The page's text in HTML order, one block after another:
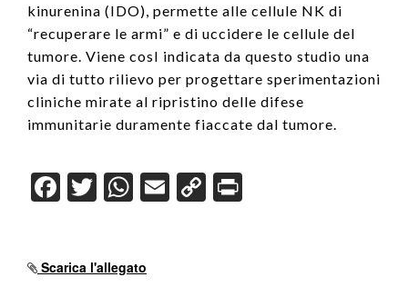
kinurenina (IDO), permette alle cellule NK di
“recuperare le armi” e di uccidere le cellule del
tumore. Viene cosI indicata da questo studio una
via di tutto rilievo per progettare sperimentazioni
cliniche mirate al ripristino delle difese
immunitarie duramente fiaccate dal tumore.
F
a
e
T
wi
er
W
h
s
E
m
C
o
Scarica l'allegato